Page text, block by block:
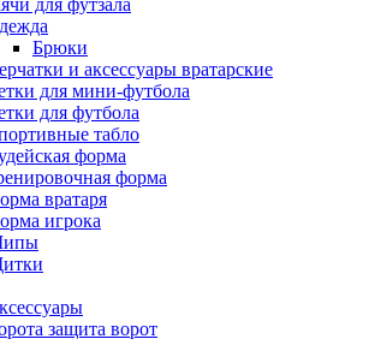
для футзала
Брюки
и аксессуары вратарские
для мини-футбола
для футбола
табло
форма
форма
вратаря
игрока
защита ворот